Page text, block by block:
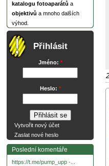
katalogu fotoaparátů a
objektivů a mnoho dalších
výhod.
Přihlásit
Jméno: *
Heslo: *
Vytvořit nový účet
Zaslat nové heslo
Poslední komentáře
https://t.me/pump_upp -...